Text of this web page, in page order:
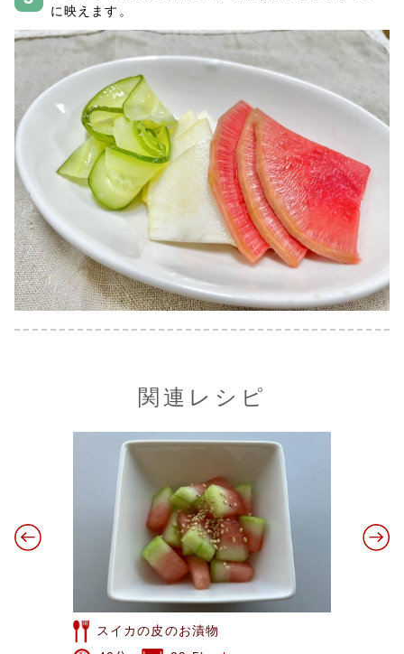
に映えます。
関連レシピ